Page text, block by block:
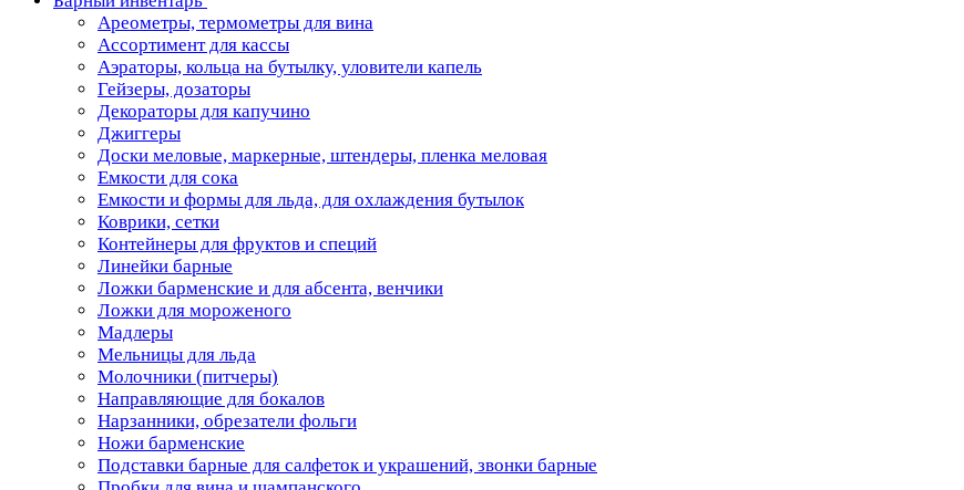
Ареометры, термометры для вина
Ассортимент для кассы
Аэраторы, кольца на бутылку, уловители капель
Гейзеры, дозаторы
Декораторы для капучино
Джиггеры
Доски меловые, маркерные, штендеры, пленка меловая
Емкости для сока
Емкости и формы для льда, для охлаждения бутылок
Коврики, сетки
Контейнеры для фруктов и специй
Линейки барные
Ложки барменские и для абсента, венчики
Ложки для мороженого
Мадлеры
Мельницы для льда
Молочники (питчеры)
Направляющие для бокалов
Нарзанники, обрезатели фольги
Ножи барменские
Подставки барные для салфеток и украшений, звонки барные